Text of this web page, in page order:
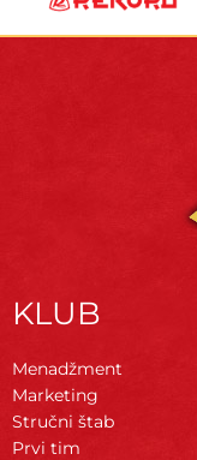
KLUB
Menadžment
Marketing
Stručni štab
Prvi tim